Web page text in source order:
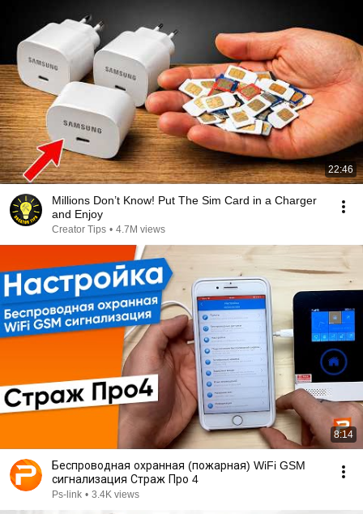
22:46
Millions Don’t Know! Put The Sim Card in a Charger
and Enjoy
Creator Tips • 4.7M views
8:14
Беспроводная охранная (пожарная) WiFi GSM
сигнализация Страж Про 4
Ps-link • 3.4K views